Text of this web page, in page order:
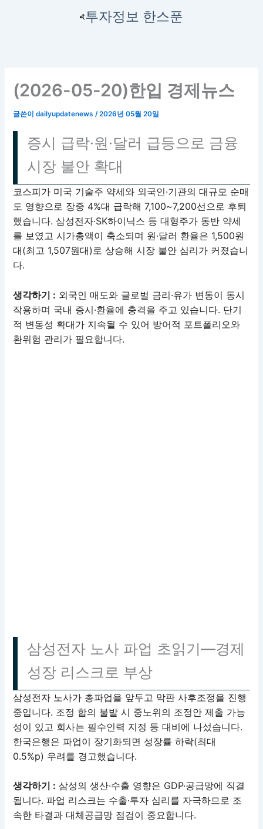
투자정보 한스푼
(2026-05-20)한입 경제뉴스
글쓴이dailyupdatenews/2026년 05월 20일
증시 급락·원·달러 급등으로 금융
시장 불안 확대
코스피가 미국 기술주 약세와 외국인·기관의 대규모 순매
도 영향으로 장중 4%대 급락해 7,100~7,200선으로 후퇴
했습니다. 삼성전자·SK하이닉스 등 대형주가 동반 약세
를 보였고 시가총액이 축소되며 원·달러 환율은 1,500원
대(최고 1,507원대)로 상승해 시장 불안 심리가 커졌습니
다.
생각하기 : 외국인 매도와 글로벌 금리·유가 변동이 동시
작용하며 국내 증시·환율에 충격을 주고 있습니다. 단기
적 변동성 확대가 지속될 수 있어 방어적 포트폴리오와
환위험 관리가 필요합니다.
삼성전자 노사 파업 초읽기—경제
성장 리스크로 부상
삼성전자 노사가 총파업을 앞두고 막판 사후조정을 진행
중입니다. 조정 합의 불발 시 중노위의 조정안 제출 가능
성이 있고 회사는 필수인력 지정 등 대비에 나섰습니다.
한국은행은 파업이 장기화되면 성장률 하락(최대
0.5%p) 우려를 경고했습니다.
생각하기 : 삼성의 생산·수출 영향은 GDP·공급망에 직결
됩니다. 파업 리스크는 수출·투자 심리를 자극하므로 조
속한 타결과 대체공급망 점검이 중요합니다.